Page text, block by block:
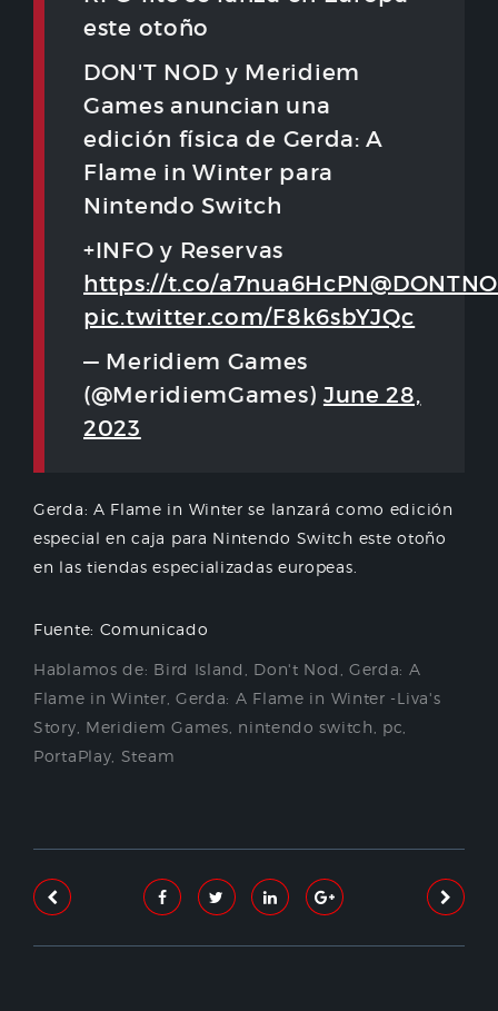
este otoño
DON'T NOD y Meridiem
Games anuncian una
edición física de Gerda: A
Flame in Winter para
Nintendo Switch
+INFO y Reservas
https://t.co/a7nua6HcPN
pic.twitter.com/F8k6sbYJQc
— Meridiem Games
(@MeridiemGames) June 28,
2023
Gerda: A Flame in Winter se lanzará como edición
especial en caja para Nintendo Switch este otoño
en las tiendas especializadas europeas.
Fuente: Comunicado
Hablamos de: Bird Island Don't Nod
Gerda: A
Flame in Winter Gerda: A Flame in Winter -Liva's
Story Meridiem Games nintendo switch pc
PortaPlay Steam